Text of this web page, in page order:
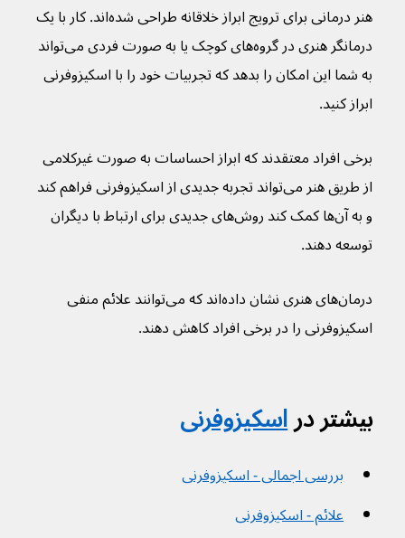
هنر درمانی برای ترویج ابراز خلاقانه طراحی شده‌اند. کار با یک
درمانگر هنری در گروه‌های کوچک یا به صورت فردی می‌تواند
به شما این امکان را بدهد که تجربیات خود را با اسکیزوفرنی
ابراز کنید.
برخی افراد معتقدند که ابراز احساسات به صورت غیرکلامی
از طریق هنر می‌تواند تجربه جدیدی از اسکیزوفرنی فراهم کند
و به آن‌ها کمک کند روش‌های جدیدی برای ارتباط با دیگران
توسعه دهند.
درمان‌های هنری نشان داده‌اند که می‌توانند علائم منفی
اسکیزوفرنی را در برخی افراد کاهش دهند.
بیشتر در اسکیزوفرنی
بررسی اجمالی - اسکیزوفرنی
علائم - اسکیزوفرنی